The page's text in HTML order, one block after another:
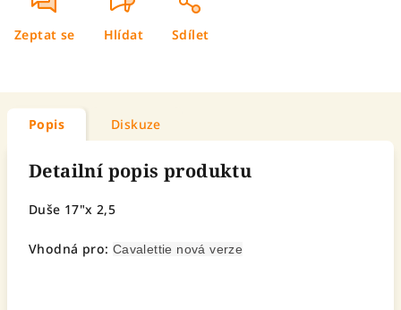
Zeptat se Hlídat Sdílet
Popis Diskuze
Detailní popis produktu
Duše 17"x 2,5
Vhodná pro: Cavalettie nová verze